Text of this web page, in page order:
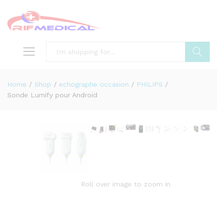
Home / Shop / echographe occasion / PHILIPS /
Sonde Lumify pour Android
Roll over image to zoom in